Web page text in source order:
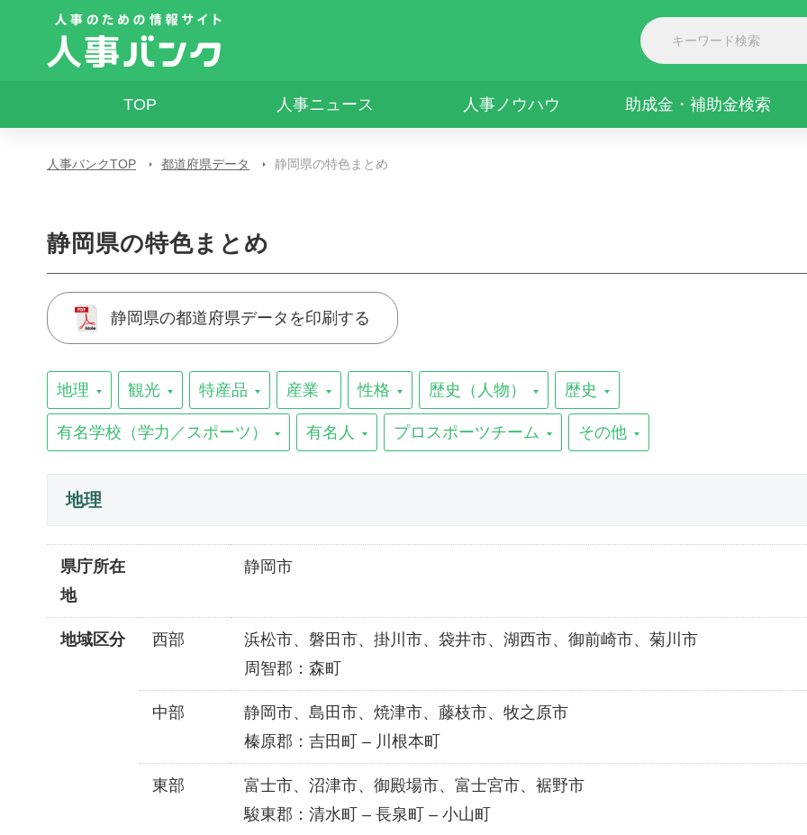
TOP 人事ニュース 人事ノウハウ 助成金・補助金検索
人事バンクTOP 都道府県データ 静岡県の特色まとめ
静岡県の特色まとめ
静岡県の都道府県データを印刷する
地理 観光 特産品 産業 性格 歴史（人物） 歴史
有名学校（学力／スポーツ） 有名人 プロスポーツチーム その他
地理
県庁所在
地
静岡市
地域区分 西部
浜松市、磐田市、掛川市、袋井市、湖西市、御前崎市、菊川市
周智郡：森町
中部
静岡市、島田市、焼津市、藤枝市、牧之原市
榛原郡：吉田町 – 川根本町
東部
富士市、沼津市、御殿場市、富士宮市、裾野市
駿東郡：清水町 – 長泉町 – 小山町